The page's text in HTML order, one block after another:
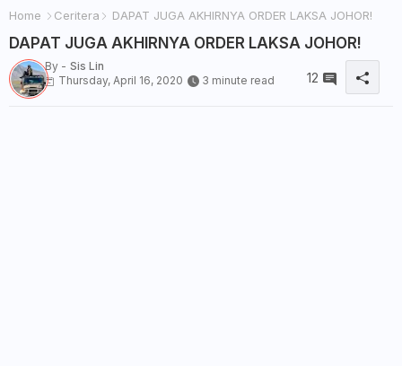
Home Ceritera DAPAT JUGA AKHIRNYA ORDER LAKSA JOHOR!
DAPAT JUGA AKHIRNYA ORDER LAKSA JOHOR!
By - Sis Lin
Thursday, April 16, 2020
3 minute read 12